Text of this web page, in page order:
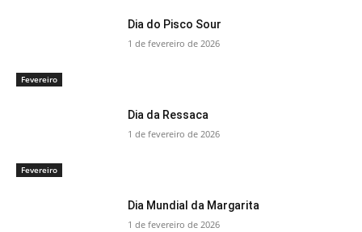
Fevereiro
Dia do Pisco Sour
1 de fevereiro de 2026
Fevereiro
Dia da Ressaca
1 de fevereiro de 2026
Dia Mundial da Margarita
1 de fevereiro de 2026